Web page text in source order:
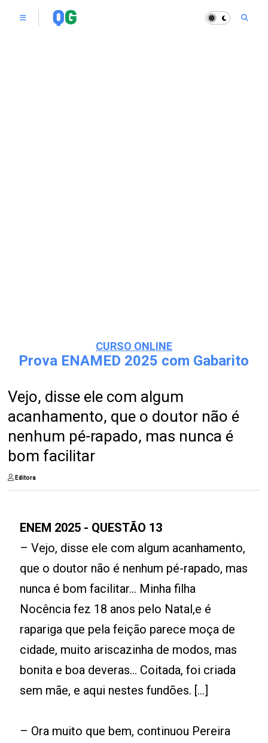
CURSO ONLINE
Prova ENAMED 2025 com Gabarito
Vejo, disse ele com algum
acanhamento, que o doutor não é
nenhum pé-rapado, mas nunca é
bom facilitar
Editora
ENEM 2025 - QUESTÃO 13
– Vejo, disse ele com algum acanhamento,
que o doutor não é nenhum pé-rapado, mas
nunca é bom facilitar... Minha filha
Nocência fez 18 anos pelo Natal,e é
rapariga que pela feição parece moça de
cidade, muito ariscazinha de modos, mas
bonita e boa deveras... Coitada, foi criada
sem mãe, e aqui nestes fundões. [...]
– Ora muito que bem, continuou Pereira